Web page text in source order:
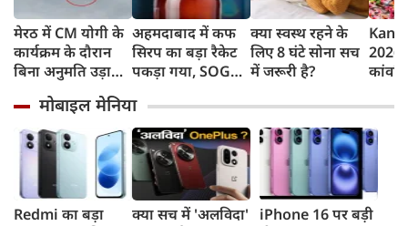
मेरठ में CM योगी के
कार्यक्रम के दौरान
बिना अनुमति उड़ाया
को किया गिरफ्तार
अहमदाबाद में कफ
सिरप का बड़ा रैकेट
पकड़ा गया, SOG
रुपए लाख का माल
जब्त किया
क्या स्वस्थ रहने के
लिए 8 घंटे सोना सच
में जरूरी है?
2026
बोले-
मोबाइल मेनिया
Redmi का बड़ा
क्या सच में 'अलविदा'
iPhone 16 पर बड़ी